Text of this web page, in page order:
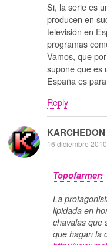
Si, la serie es
producen en
televisión en
programas
Vamos, que
supone que es
España es
Reply
KARCHEDON
16 diciembre 2010
Topofarmer:
La
lipidada en
chavalas que
que hagan la